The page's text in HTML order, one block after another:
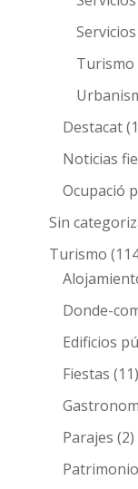
Turismo
Destacat
Noticias
Ocupació
Sin
Turismo
Donde-
Edificios
Fiestas (11)
Parajes (2)